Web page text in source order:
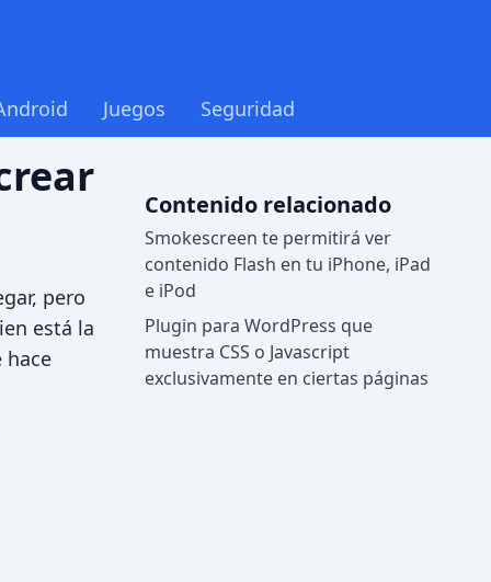
Juegos Seguridad
pero
está la
hace
Contenido relacionado
Smokescreen te permitirá ver
contenido Flash en tu iPhone, iPad
e iPod
Plugin para WordPress que
muestra CSS o Javascript
exclusivamente en ciertas páginas